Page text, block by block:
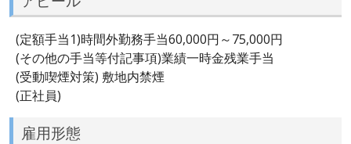
(定額手当1)時間外勤務手当60,000円～75,000円
(その他の手当等付記事項)業績一時金残業手当
(受動喫煙対策) 敷地内禁煙
(正社員)
雇用形態